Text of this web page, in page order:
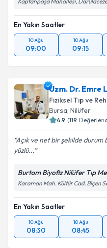
En Yakın Saatler
10 Ağu
09:00
10 Ağu
09:15
Uzm. Dr. Emre
Fiziksel Tıp ve
Bursa, Nilüfer
4.9 (119
Açık ve net bir şekilde
yüzlü...
Burtom Biyofiz Nilüfer Tıp
Karaman Mah. Kültür Cad. Biçen
En Yakın Saatler
10 Ağu
08:30
10 Ağu
08:45